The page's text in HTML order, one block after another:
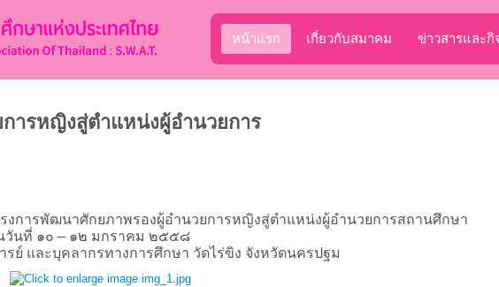
หน้าแรก เกี่ยวกับสมาคม ข่าวสารและกิ
ารหญิงสู่ตำแหน่งผู้อำนวยการ
การพัฒนาศักยภาพรองผู้อำนวยการหญิงสู่ตำแหน่งผู้อำนวยการสถานศึกษา
วันที่ ๑๐ – ๑๒ มกราคม ๒๕๕๘
และบุคลากรทางการศึกษา วัดไร่ขิง จังหวัดนครปฐม